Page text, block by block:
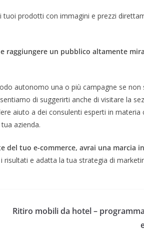
tuoi prodotti con immagini e prezzi
raggiungere un pubblico altamente
autonomo una o più campagne se non
di suggerirti anche di visitare la
aiuto a dei consulenti esperti in materia
azienda.
del tuo e-commerce, avrai una marcia
e adatta la tua strategia di
Ritiro mobili da hotel –